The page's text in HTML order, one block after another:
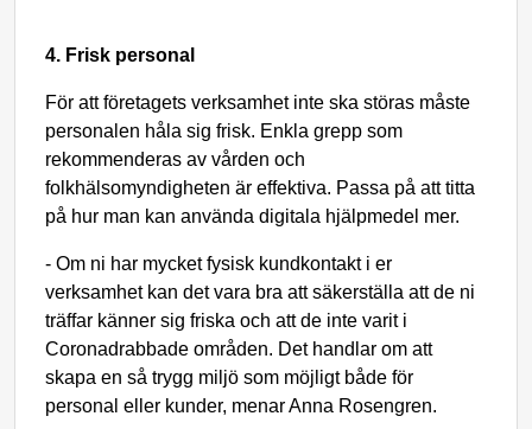
4. Frisk personal
För att företagets verksamhet inte ska störas måste
personalen håla sig frisk. Enkla grepp som
rekommenderas av vården och
folkhälsomyndigheten är effektiva. Passa på att titta
på hur man kan använda digitala hjälpmedel mer.
- Om ni har mycket fysisk kundkontakt i er
verksamhet kan det vara bra att säkerställa att de ni
träffar känner sig friska och att de inte varit i
Coronadrabbade områden. Det handlar om att
skapa en så trygg miljö som möjligt både för
personal eller kunder, menar Anna Rosengren.